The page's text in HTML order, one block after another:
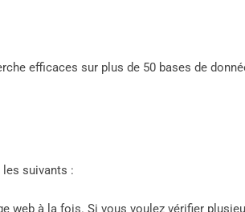
efficaces sur plus de 50 bases de
les suivants :
web à la fois. Si vous voulez vérifier